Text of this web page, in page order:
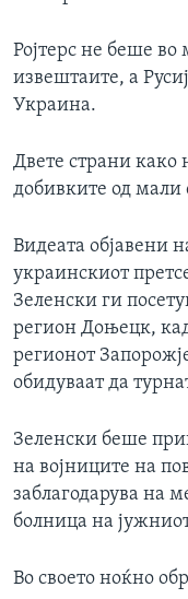
Ројтерс не беше
извештаите, а
Украина.
Двете страни како
добивките од мали
Видеата објавени
украинскиот
Зеленски ги
регион Доњецк,
регионот
обидуваат да
Зеленски беше
на војниците на
заблагодарува на
болница на
Во своето ноќно